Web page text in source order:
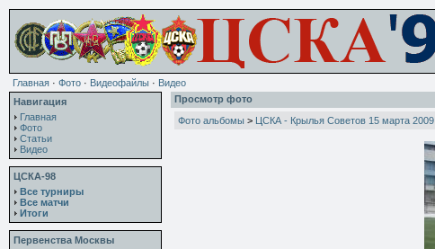
Главная · Фото · Видеофайлы · Видео
Навигация
Главная
Фото
Статьи
Видео
ЦСКА-98
Все турниры
Все матчи
Итоги
Первенства Москвы
Просмотр фото
Фото альбомы > ЦСКА - Крылья Советов 15 марта 2009